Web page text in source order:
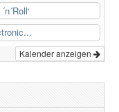
Kalender anzeigen